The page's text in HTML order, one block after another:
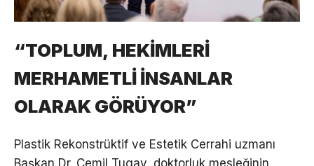
“TOPLUM, HEKİMLERİ
MERHAMETLİ İNSANLAR
OLARAK GÖRÜYOR”
Plastik Rekonstrüktif ve Estetik Cerrahi uzmanı